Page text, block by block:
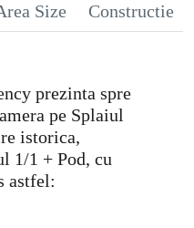
Size
Constructie
prezinta spre
pe Splaiul
istorica,
1/1 + Pod, cu
astfel: